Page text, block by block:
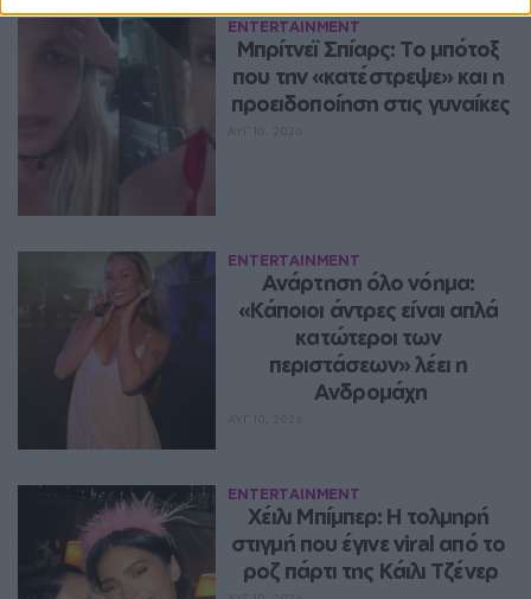
ENTERTAINMENT
Μπρίτνεϊ Σπίαρς: Το μπότοξ
που την «κατέστρεψε» και η
προειδοποίηση στις γυναίκες
ENTERTAINMENT
Ανάρτηση όλο νόημα:
«Κάποιοι άντρες είναι απλά
κατώτεροι των
περιστάσεων» λέει η
Ανδρομάχη
ENTERTAINMENT
Χέιλι Μπίμπερ: Η τολμηρή
στιγμή που έγινε viral από το
ροζ πάρτι της Κάιλι Τζένερ